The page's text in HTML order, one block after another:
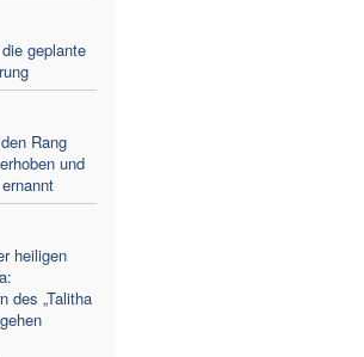
geplante
Rang
und
heiligen
des „Talitha